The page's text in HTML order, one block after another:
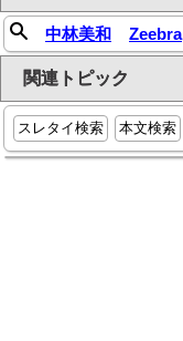
中林美和 Zeebra
関連トピック
スレタイ検索 本文検索